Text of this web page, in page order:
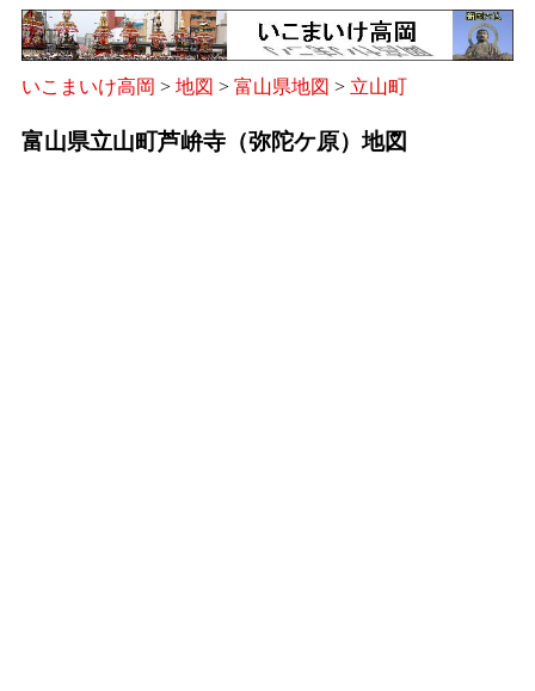
いこまいけ高岡 > 地図 > 富山県地図 > 立山町
富山県立山町芦峅寺（弥陀ケ原）地図